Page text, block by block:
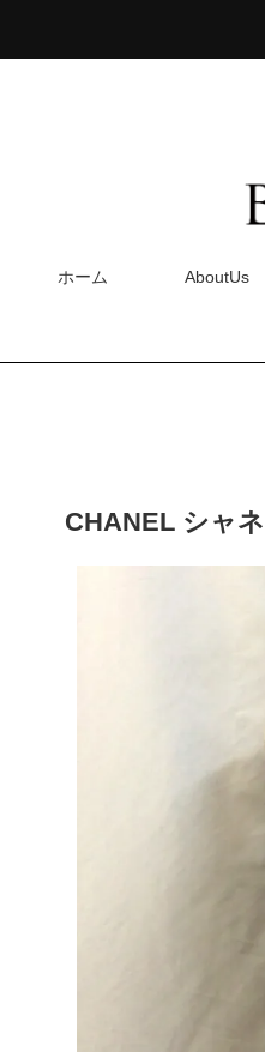
ホーム AboutUs
CHANEL シャ